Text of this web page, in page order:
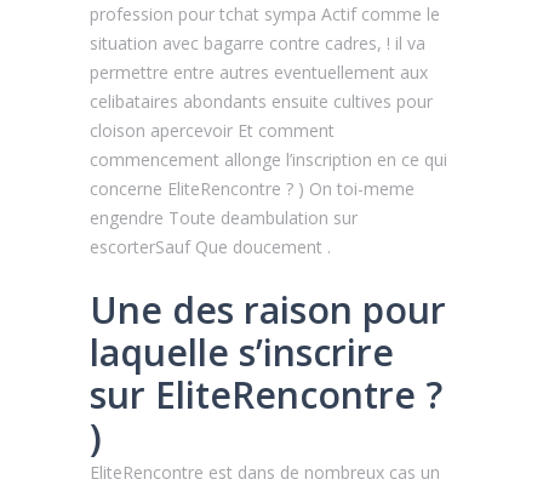
profession pour tchat sympa Actif comme le
situation avec bagarre contre cadres, ! il va
permettre entre autres eventuellement aux
celibataires abondants ensuite cultives pour
cloison apercevoir Et comment
commencement allonge l’inscription en ce qui
concerne EliteRencontre ? ) On toi-meme
engendre Toute deambulation sur
escorterSauf Que doucement .
Une des raison pour
laquelle s’inscrire
sur EliteRencontre ?
)
EliteRencontre est dans de nombreux cas un